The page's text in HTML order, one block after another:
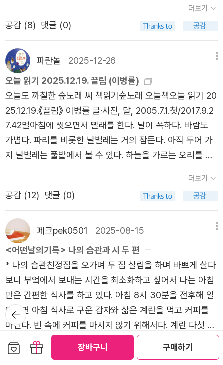
장바구니 구매하기
라지고 보여지는 형상조차 달라진다. 사랑의 언어가 풀어주
는 의미와 그렇지 못한 지금의 내가 두껍게 칠하며 부정하는
연 우리는 그 사랑을 덮어버릴 만큼의 더 크고 두터운 사랑
을 할 수 있을지 의문이 든다. 단지 그와 나눴던 사랑의 언어
가 옳게 해석되지 못했을 뿐이고, 그 언어를 척하면 척하고
알아줄 공용어를 사용하는 누군가를 만나지 못했던 것이라
여겨주면 좋겠다. 사랑의 언어는 잘못이 없으니까. 그 의미
를 잘못 해석하고 표현한 사람이 잘못한 거니까. 📖그네_ 당
신을 쫒는 것은 답이 아닐지도요어제의 세계와 그 세계를 갉
아먹었던 불순한 버릇들과 꽃은 왜 이리 붉은 것인지에 관한
음을 하는 걸 보면 지금 믿고 싶은 이 감정의 확신이 무조건
적인 응원과 지지를 받지 못할 것이라는 걸 알고 있음을 내
비치는 확고하지 못하는 마음이다. 그래서 이 시의 시작이
'그래도 가려 합니다'로 먼저 마음을 툭 하고 던져둔건 아닐
까를 생각하게 만든다. 당신으로 인해 이 세계가 듣고 싶은
이야기와 하고 싶은 이야기 뿐이니 부디 나와 당신이 아닌
다른 이들이 하는 말이 듣기 싫은 것들로 가득하더라도 나만
이라도 듣고 싶은 것들로 덧씌워 받아들이고자 하는 다짐으
로 보였다. 두 눈 질끈 감고 감내하겠다는 다짐이다. 내 마음
을 밀어 당신에게 다가 간 만큼이 느껴진다면 당신도 딱 그
만큼이라도 마음을 밀어 보여주길 바라는 기대감이 가득한
동자가 흔들린 거라 믿게 되었습니다- P23어질어질눈은 녹
아서 벚꽃으로 피고요벚꽃은 녹아서 강물로 흐르고요강물은
얼어서 눈으로 맺히고요눈은 피어 사무치게 벚꽃으로 흩어
지고요말 안 듣는 마음은 엎질러져 쏟아지고요당신에게 잘
하고 싶고요- P26폭설붙들고 울고 있다한없이 서로를 껴안
고 울고 있다놓지 않고 있다허물어지지 않기 위해 붙들고 서
서함께 허물어지려고 붙들고 있다두 사람 신발 등이 눈물에
젖고 있다두 사람이 껴안고 서 있는 자리에열과 공기가 닿은
것처럼두 사람을 제외한 곳만 눈이 내려 쌓이고 있다- P27
사랑나는 왜 누구의 말은 괜찮은데누구의 말에는 죽을 것 같
은가누구는 나를 만지면 안 되는데누구는 나를 만져도 되는
가누구는 거칠게 다가와서 힘이 드는데누구는 거친 것 뒤에
표정을 감추는 것 같은가나는 누구의 총알이라면 기꺼이 맞
물려 죽어도 괜찮고누구의 이빨에 씹혀 죽으면 억울할 것 같
은지나는 너의 눈을 찌를 것인가네가 나의 눈을 찌를 것인가
내 몫까지의 용기와 순서를 맡기겠다- P40
지키는 일을 했다사람들에게 그림을 만지지 못하게 하면서
두 사람의 거리는 좁혀졌다자신들은 서로를 깊게 바라보다
는 공간이 있었지만두 사람은 꼭 잡은 손을 놓지 않은 채나
란히 공간을 옮겨 다녔다그림이 그 두 사람을 졸졸 따라다녔
다두 사람을 그림 안으로 넣겠다고그림이 두 사람을 따라다
녔다■ 해설 및 주제 분석이 시는 사랑하는 두 사람의 관계
를 그림이라는 소재를 통해 아름답게 표현한 작품입니다.처
음 두 사람은 각자 맡은 공간을 지키는 사람들입니다.서로
다른 장소에 서 있지만 시간이 흐르면서 자연스럽게 거리가
서 / 자신들은 서로를 깊게 바라보다】라는 구절은 인상적입
니다.그림은 만질 수 없는 예술 작품이지만 정작 두 사람은
서로에게 가까워지고 사랑하게 됩니다.또한 【꼭 잡은 손을
놓지 않은 채】라는 표현에서는 사랑이 주는 안정감과 연결감
을 느낄 수 있습니다.시의 후반부는 더욱 아름답습니다.보통
사람은 그림을 바라보지만 이 시에서는 오히려 그림이 두 사
람을 따라다닙니다.【두 사람을 그림 안으로 넣겠다고】이 표
현은 사랑하는 두 사람의 모습 자체가 하나의 예술 작품처럼
아름답다는 의미로 읽힙니다.이 시는 말합니다.진심으로 사
랑하는 사람들의 모습은 그 자체만으로도 하나의 그림이 될
수 있다고.■ 시가 주는 메시지사랑은 서로를 바라보는 것에
서 시작됩니다.함께 걷고 함께 시간을 보내며 서로의 삶에
스며들게 됩니다.이 시는 사랑이란 특별한 사건이 아니라 평
더보기
공감 (8) 댓글 (0)
파란놀 2025-12-26
오늘 읽기 2025.12.19. 끌림 (이병률)
오늘도 까칠한 숲노래 씨 책읽기숲노래 오늘책오늘 읽기 20
25.12.19.《끌림》 이병률 글·사진, 달, 2005.7.1.첫/2017.9.2
7.42벌아침에 씻으면서 빨래를 한다. 날이 폭하다. 바람도
가볍다. 파리를 비롯한 날벌레는 거의 잠든다. 아직 두어 가
지 날벌레는 풀밭에서 볼 수 있다. 하늘을 가르는 오리를 볼
타고서 나래터를 다녀온다. 걷자니 땀이 맺는다. 긴소매를
벗고, 버선도 벗는다. 오늘 기름 300ℓ를 넣는다. 39만 원이
에너지바우처 신청’을 하라는 글월이 온다. 지난달에 물어보
니 “올해에는 없는데요?” 하는 대꾸만 들었는데 갑자기 ‘신
청’하라고 글월을 보내네. 다음 달날(12.22.)에는 면사무소
에 얼른 가야겠구나. 마감이 빠듯하다. 《끌림》을 곱씹는다.
이웃나라를 돌면서 남긴 쪽글을 모았구나. 나라밖으로 마실
을 다니는 사람이 무척 많다. 이런 책이 꽤 많이 나오고 읽히
는 듯싶다. 먼길을 나서고픈 분한테 끌릴 글이나 빛(사진)일
수 있되, ‘먼길을 나서야 멋’이라고 여기는 듯하다. 그러나 먼
나라 아닌 옆집을 오가며 나누는 마음으로도 얼마든지 글 한
더보기
공감 (12) 댓글 (0)
페크pek0501 2025-08-15
<어떤날의기록> 나의 습관과 시 두 편
* 나의 습관친정집을 오가며 두 집 살림을 하며 바쁘게 살다
보니 부엌에서 보내는 시간을 최소화하고 싶어서 나는 아침
만은 간편한 식사를 하고 있다. 아침 8시 30분을 전후해 일
어나면 아침 식사로 구운 감자와 삶은 계란을 먹고 커피를
마신다. 빈 속에 커피를 마시지 않기 위해서다. 계란 다섯 개
를 한꺼번에 삶아 냉장고에 두고 하루에 하나씩 꺼내 컵에
삶은 계란을 담아 커피포트의 뜨거울 물을 부어 따뜻하게 데
더보기
뒤로가
기